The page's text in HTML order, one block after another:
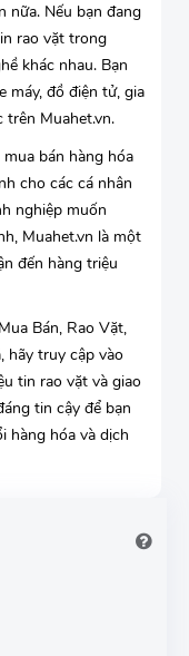
nữa. Nếu bạn đang
rao vặt trong
khác nhau. Bạn
máy, đồ điện tử, gia
trên Muahet.vn.
bán hàng hóa
cho các cá nhân
nghiệp muốn
Muahet.vn là một
đến hàng triệu
Bán, Rao Vặt,
hãy truy cập vào
tin rao vặt và giao
tin cậy để bạn
hàng hóa và dịch